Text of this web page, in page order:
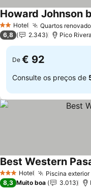
2 Estrelas
Hotel Quartos
Ver preços
6,8 2.343 Pico
De € 92
Consulte os preços de
3 EstrelasHotel Piscina
Best Western
8,3 Muito boa 3.013